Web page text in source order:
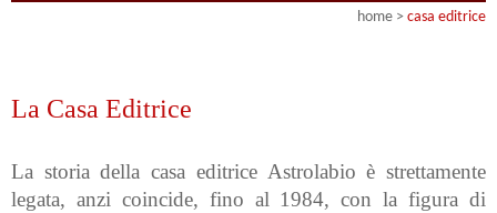
home > casa editrice
La Casa Editrice
La storia della casa editrice Astrolabio è strettamente
legata, anzi coincide, fino al 1984, con la figura di